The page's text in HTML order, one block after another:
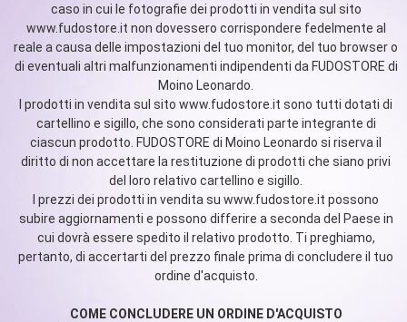
caso in cui le fotografie dei prodotti in vendita sul sito
www.fudostore.it non dovessero corrispondere fedelmente al
reale a causa delle impostazioni del tuo monitor, del tuo browser o
di eventuali altri malfunzionamenti indipendenti da FUDOSTORE di
Moino Leonardo.
I prodotti in vendita sul sito www.fudostore.it sono tutti dotati di
cartellino e sigillo, che sono considerati parte integrante di
ciascun prodotto. FUDOSTORE di Moino Leonardo si riserva il
diritto di non accettare la restituzione di prodotti che siano privi
del loro relativo cartellino e sigillo.
I prezzi dei prodotti in vendita su www.fudostore.it possono
subire aggiornamenti e possono differire a seconda del Paese in
cui dovrà essere spedito il relativo prodotto. Ti preghiamo,
pertanto, di accertarti del prezzo finale prima di concludere il tuo
ordine d'acquisto.
COME CONCLUDERE UN ORDINE D'ACQUISTO